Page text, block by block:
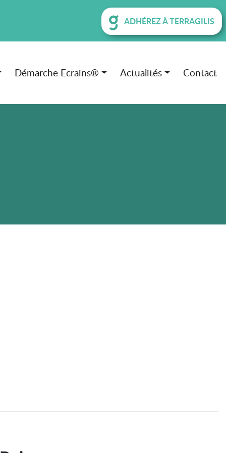
ADHÉREZ À TERRAGILIS
Démarche Ecrains® Actualités Contact